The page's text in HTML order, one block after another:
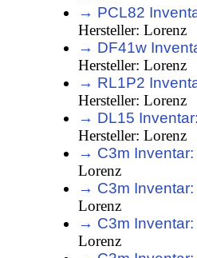
→ PCL82
Hersteller: Lorenz
→ DF41w
Hersteller: Lorenz
→ RL1P2
Hersteller: Lorenz
→ DL15
Hersteller: Lorenz
→ C3m Inventar:
Lorenz
→ C3m Inventar:
Lorenz
→ C3m Inventar:
Lorenz